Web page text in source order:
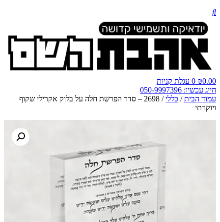
₪0.00
0 עגלת קניות
חייג עכשיו: 050-9997396
עמוד הבית/ כללי
/ 2698 – סדר הפרשת חלה על בלוק אקרילי שקוף
ויוקרתי